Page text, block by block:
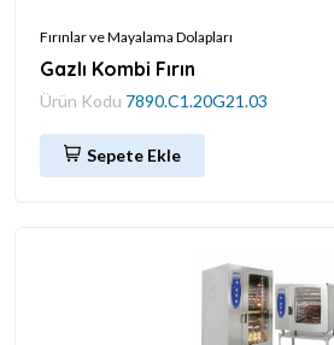
Fırınlar ve Mayalama Dolapları
Gazlı Kombi Fırın
Ürün Kodu 7890.C1.20G21.03
Sepete Ekle